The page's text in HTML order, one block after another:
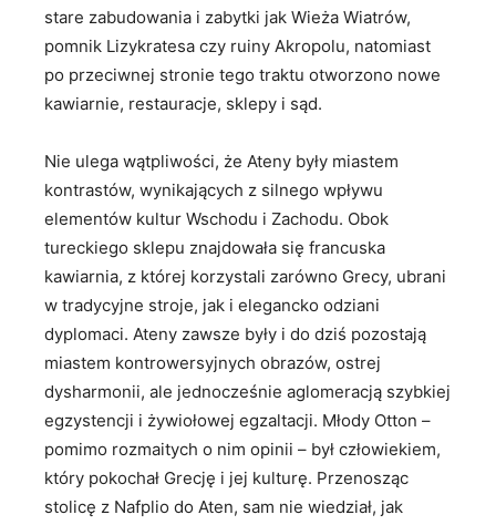
stare zabudowania i zabytki jak Wieża Wiatrów,
pomnik Lizykratesa czy ruiny Akropolu, natomiast
po przeciwnej stronie tego traktu otworzono nowe
kawiarnie, restauracje, sklepy i sąd.
Nie ulega wątpliwości, że Ateny były miastem
kontrastów, wynikających z silnego wpływu
elementów kultur Wschodu i Zachodu. Obok
tureckiego sklepu znajdowała się francuska
kawiarnia, z której korzystali zarówno Grecy, ubrani
w tradycyjne stroje, jak i elegancko odziani
dyplomaci. Ateny zawsze były i do dziś pozostają
miastem kontrowersyjnych obrazów, ostrej
dysharmonii, ale jednocześnie aglomeracją szybkiej
egzystencji i żywiołowej egzaltacji. Młody Otton –
pomimo rozmaitych o nim opinii – był człowiekiem,
który pokochał Grecję i jej kulturę. Przenosząc
stolicę z Nafplio do Aten, sam nie wiedział, jak